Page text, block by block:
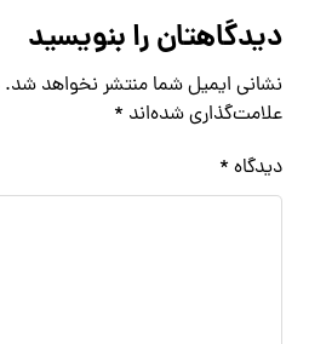
دیدگاهتان را بنویسید
نشانی ایمیل شما منتشر نخواهد شد.
علامت‌گذاری شده‌اند *
دیدگاه *